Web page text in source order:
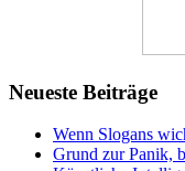
Neueste Beiträge
Wenn Slogans
Grund zur Panik,